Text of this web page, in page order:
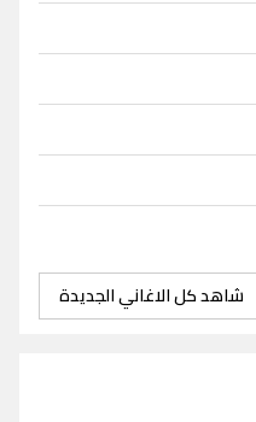
شاهد كل الاغاني الجديدة